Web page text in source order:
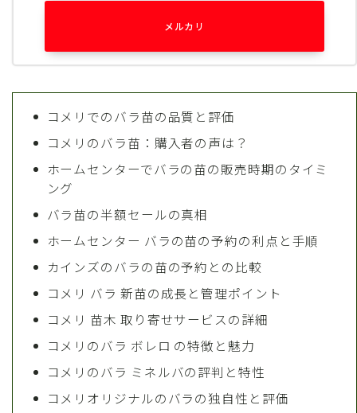
メルカリ
コメリでのバラ苗の品質と評価
コメリのバラ苗：購入者の声は？
ホームセンターでバラの苗の販売時期のタイミ
ング
バラ苗の半額セールの真相
ホームセンター バラの苗の予約の利点と手順
カインズのバラの苗の予約との比較
コメリ バラ 新苗の成長と管理ポイント
コメリ 苗木 取り寄せサービスの詳細
コメリのバラ ボレロ の特徴と魅力
コメリのバラ ミネルバの評判と特性
コメリオリジナルのバラの独自性と評価